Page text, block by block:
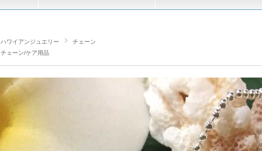
ハワイアンジュエリー
チェーン
チェーン/ケア用品